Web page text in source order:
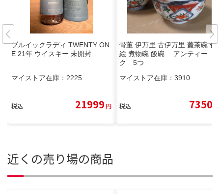
ブルイックラディ TWENTY ON
E 21年 ウイスキー 未開封
マイストア在庫： 2225
税込 21999円
骨董 伊万里 古伊万里 蓋茶碗 色
絵 煮物碗 飯碗 アンティー
ク 5つ
マイストア在庫： 3910
税込 7350
近くの売り場の商品